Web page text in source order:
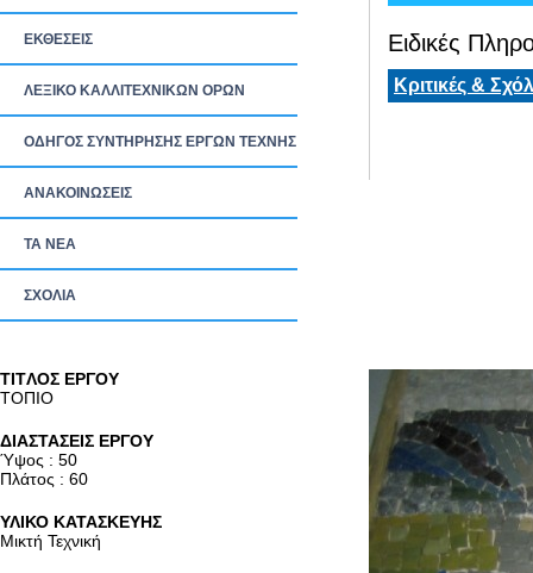
ΕΚΘΕΣΕΙΣ
ΛΕΞΙΚΟ ΚΑΛΛΙΤΕΧΝΙΚΩΝ ΟΡΩΝ
ΟΔΗΓΟΣ ΣΥΝΤΗΡΗΣΗΣ ΕΡΓΩΝ ΤΕΧΝΗΣ
ΑΝΑΚΟΙΝΩΣΕΙΣ
ΤΑ ΝEΑ
ΣΧΟΛΙΑ
Ειδικές
Κριτικές &
TITΛΟΣ ΕΡΓΟΥ
ΤΟΠΙΟ
ΔΙΑΣΤΑΣΕΙΣ ΕΡΓΟΥ
Ύψος : 50
Πλάτος : 60
ΥΛΙΚΟ ΚΑΤΑΣΚΕΥΗΣ
Μικτή Τεχνική